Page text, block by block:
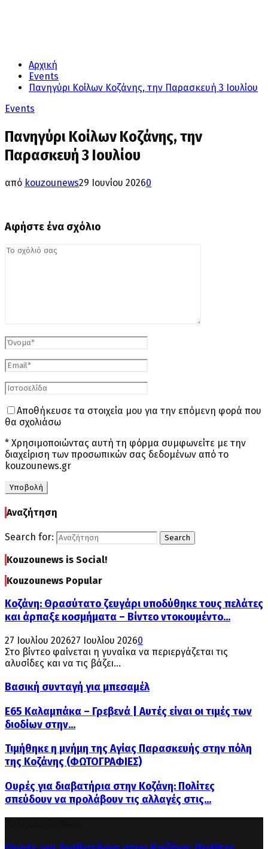
Αρχική
Events
Πανηγύρι Κοίλων Κοζάνης, την Παρασκευή 3 Ιουλίου
Events
Πανηγύρι Κοίλων Κοζάνης, την
Παρασκευή 3 Ιουλίου
από kouzounews29 Ιουνίου 20260
Αφήστε ένα σχόλιο
Αποθήκευσε τα στοιχεία μου για την επόμενη φορά που
θα σχολιάσω
* Χρησιμοποιώντας αυτή τη φόρμα συμφωνείτε με την
διαχείριση των προσωπικών σας δεδομένων από το
kouzounews.gr
Αναζήτηση
Search for: Search
Kouzounews is Social!
Kouzounews Popular
Κοζάνη: Θρασύτατο ζευγάρι υποδύθηκε τους πελάτες
και άρπαξε κοσμήματα – Βίντεο ντοκουμέντο...
27 Ιουλίου 202627 Ιουλίου 20260
Στο βίντεο φαίνεται η γυναίκα να περιεργάζεται τις
αλυσίδες και να τις βάζει...
Βασική συνταγή για μπεσαμέλ
Ε65 Καλαμπάκα – Γρεβενά | Αυτές είναι οι τιμές των
διοδίων στην...
Τιμήθηκε η μνήμη της Αγίας Παρασκευής στην πόλη
της Κοζάνης (ΦΩΤΟΓΡΑΦΙΕΣ)
Ουρές για διαβατήρια στην Κοζάνη: Πολίτες
σπεύδουν να προλάβουν τις αλλαγές στις...